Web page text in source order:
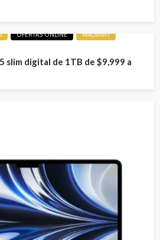
OFERTAS ONLINE WALMART
slim digital de 1TB de $9,999 a